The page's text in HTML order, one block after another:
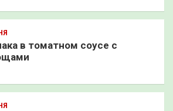
в томатном соусе с